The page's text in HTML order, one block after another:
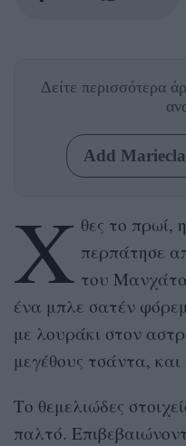
Δείτε περισσότερα
Add
Χ θες το πρωί, η
περπάτησε
του
ένα μπλε σατέν
με λουράκι στον
μεγέθους τσάντα,
Το θεμελιώδες
παλτό.